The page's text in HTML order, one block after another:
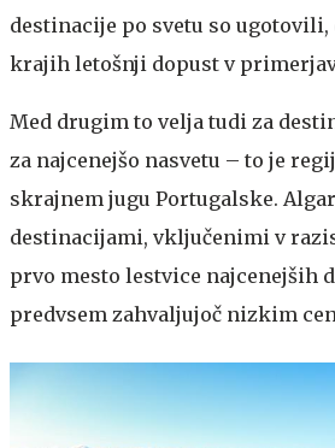
destinacije po svetu so ugotovili,
krajih letošnji dopust v
Med drugim to velja tudi za
za najcenejšo nasvetu – to je
skrajnem jugu Portugalske.
destinacijami, vključenimi v
prvo mesto lestvice najcenejših
predvsem zahvaljujoč nizkim